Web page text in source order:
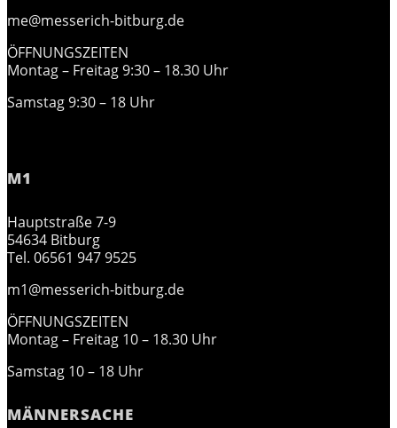
me@messerich-bitburg.de
ÖFFNUNGSZEITEN
Montag – Freitag 9:30 – 18.30 Uhr
Samstag 9:30 – 18 Uhr
M1
Hauptstraße 7-9
54634 Bitburg
Tel. 06561 947 9525
m1@messerich-bitburg.de
ÖFFNUNGSZEITEN
Montag – Freitag 10 – 18.30 Uhr
Samstag 10 – 18 Uhr
MÄNNERSACHE